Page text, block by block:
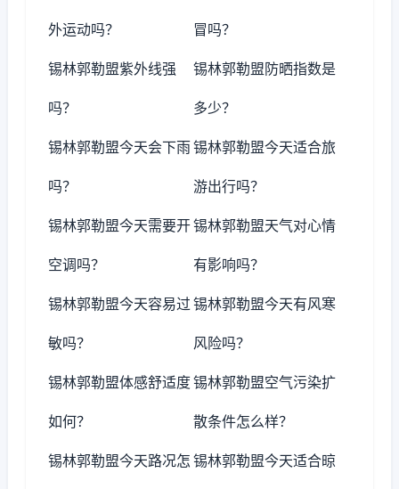
外运动吗？ 冒吗？
锡林郭勒盟紫外线强
吗？
锡林郭勒盟防晒指数是
多少？
锡林郭勒盟今天会下雨
吗？
锡林郭勒盟今天适合旅
游出行吗？
锡林郭勒盟今天需要开
空调吗？
锡林郭勒盟天气对心情
有影响吗？
锡林郭勒盟今天容易过
敏吗？
锡林郭勒盟今天有风寒
风险吗？
锡林郭勒盟体感舒适度
如何？
锡林郭勒盟空气污染扩
散条件怎么样？
锡林郭勒盟今天路况怎 锡林郭勒盟今天适合晾